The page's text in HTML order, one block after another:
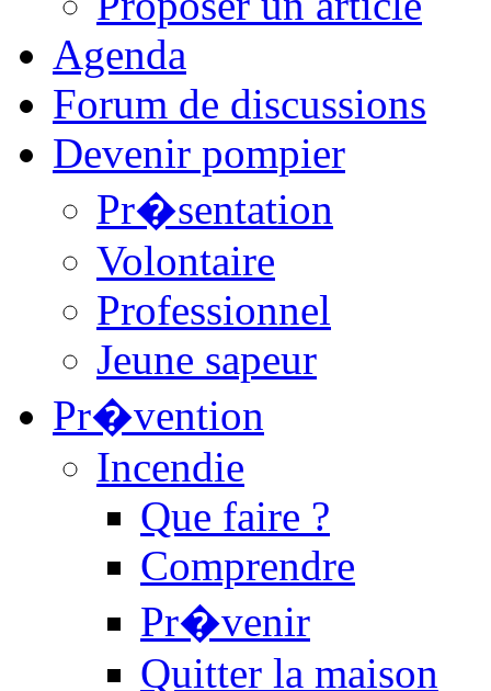
Agenda
Forum de discussions
Devenir pompier
Pr�sentation
Volontaire
Professionnel
Jeune sapeur
Pr�vention
Incendie
Que faire ?
Comprendre
Pr�venir
Quitter la maison